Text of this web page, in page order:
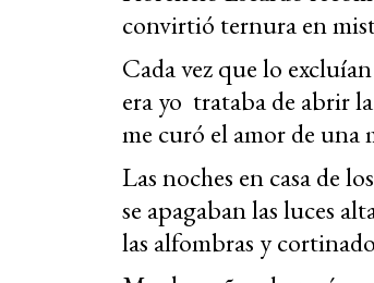
convirtió ternura en
Cada vez que lo
era yo trataba de abrir
me curó el amor de una
Las noches en casa de
se apagaban las luces
las alfombras y